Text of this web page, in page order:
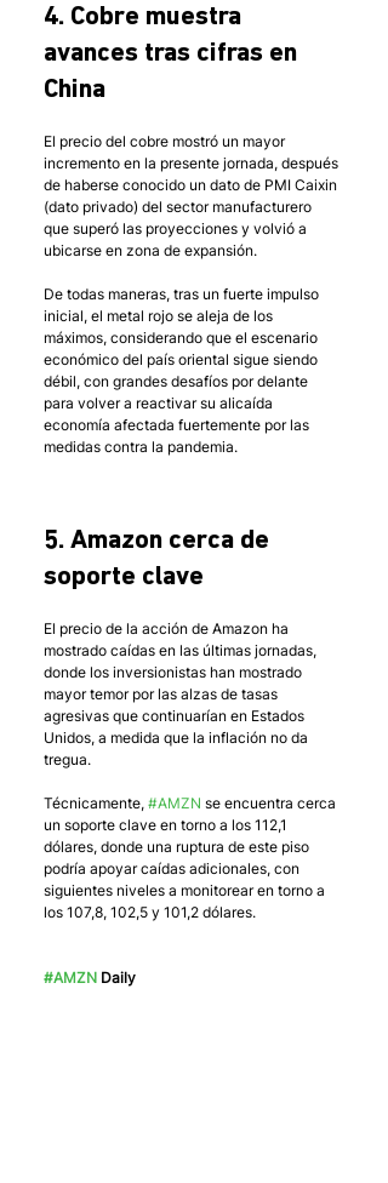
4. Cobre muestra
avances tras cifras en
China
El precio del cobre mostró un mayor
incremento en la presente jornada, después
de haberse conocido un dato de PMI Caixin
(dato privado) del sector manufacturero
que superó las proyecciones y volvió a
ubicarse en zona de expansión.
De todas maneras, tras un fuerte impulso
inicial, el metal rojo se aleja de los
máximos, considerando que el escenario
económico del país oriental sigue siendo
débil, con grandes desafíos por delante
para volver a reactivar su alicaída
economía afectada fuertemente por las
medidas contra la pandemia.
5. Amazon cerca de
soporte clave
El precio de la acción de Amazon ha
mostrado caídas en las últimas jornadas,
donde los inversionistas han mostrado
mayor temor por las alzas de tasas
agresivas que continuarían en Estados
Unidos, a medida que la inflación no da
tregua.
Técnicamente, #AMZN se encuentra cerca
un soporte clave en torno a los 112,1
dólares, donde una ruptura de este piso
podría apoyar caídas adicionales, con
siguientes niveles a monitorear en torno a
los 107,8, 102,5 y 101,2 dólares.
#AMZN Daily